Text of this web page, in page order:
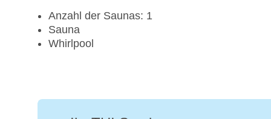
Anzahl der Saunas: 1
Sauna
Whirlpool